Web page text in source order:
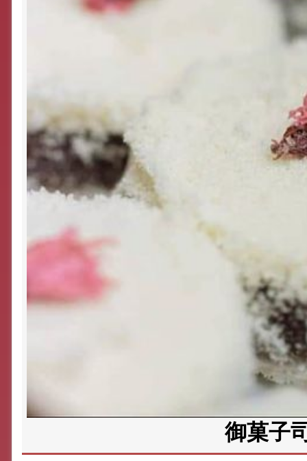
御菓子司